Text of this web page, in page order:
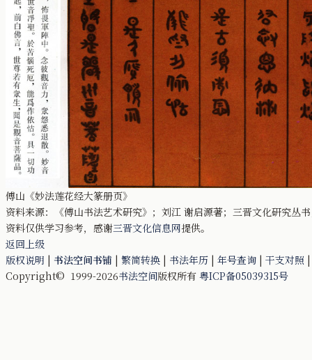
傅山《妙法莲花经大篆册页》
资料来源：《傅山书法艺术研究》；刘江 谢启源著；三晋文化研究丛
资料仅供学习参考，感谢三晋文化信息网提供。
返回上级
版权说明 | 书法空间书铺 | 繁简转换 | 书法年历 | 年号查询 | 干支对照
Copyright© 1999-2026书法空间版权所有 粤ICP备05039315号